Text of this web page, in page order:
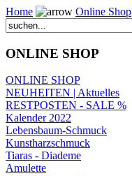
Home Online Shop
ONLINE SHOP
ONLINE SHOP
NEUHEITEN | Aktuelles
RESTPOSTEN - SALE %
Kalender 2022
Lebensbaum-Schmuck
Kunstharzschmuck
Tiaras - Diademe
Amulette